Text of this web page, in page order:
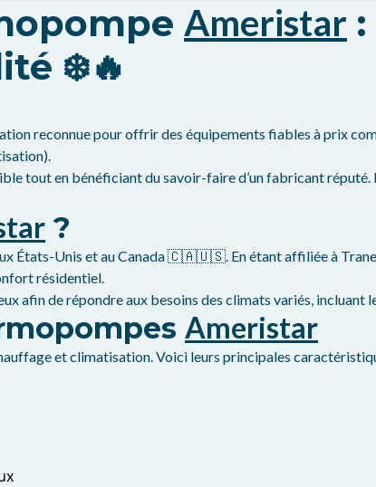
Ameristar
❄️🔥
reconnue pour offrir des équipements fiables à prix
tout en bénéficiant du savoir-faire d’un fabricant
?
États-Unis et au Canada 🇨🇦🇺🇸. En étant affiliée à Trane
résidentiel.
afin de répondre aux besoins des climats variés, incluant
Ameristar
et climatisation. Voici leurs principales